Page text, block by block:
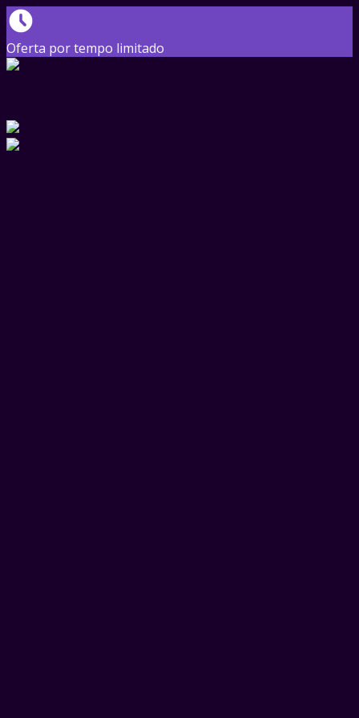
Oferta por tempo limitado